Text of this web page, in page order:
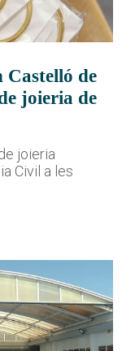
Castelló de
joieria de
joieria
Civil a les